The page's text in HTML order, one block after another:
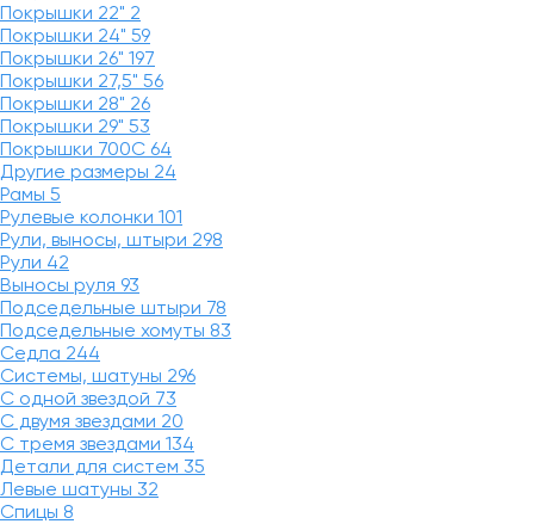
Покрышки 22" 2
Покрышки 24" 59
Покрышки 26" 197
Покрышки 27,5" 56
Покрышки 28" 26
Покрышки 29" 53
Покрышки 700C 64
Другие размеры 24
Рамы 5
Рулевые колонки 101
Рули, выносы, штыри 298
Рули 42
Выносы руля 93
Подседельные штыри 78
Подседельные хомуты 83
Седла 244
Системы, шатуны 296
С одной звездой 73
С двумя звездами 20
С тремя звездами 134
Детали для систем 35
Левые шатуны 32
Спицы 8